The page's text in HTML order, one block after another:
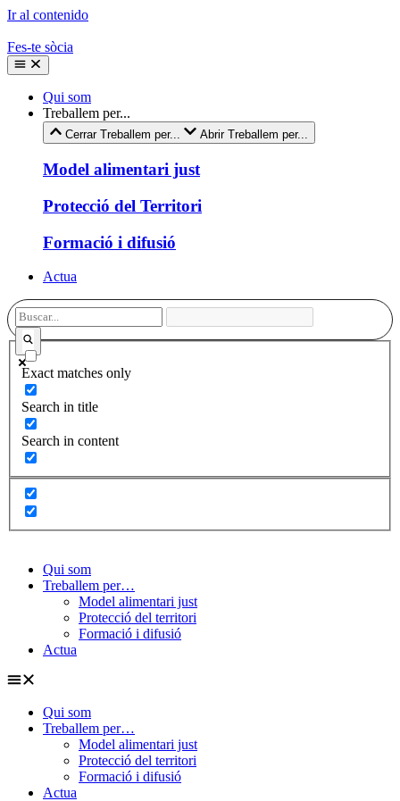
Ir al contenido
Fes-te sòcia
Qui som
Treballem per...
Cerrar Treballem per... Abrir Treballem per...
Model alimentari just
Protecció del Territori
Formació i difusió
Actua
Exact matches only
Search in title
Search in content
Qui som
Treballem per…
Model alimentari just
Protecció del territori
Formació i difusió
Actua
Qui som
Treballem per…
Model alimentari just
Protecció del territori
Formació i difusió
Actua